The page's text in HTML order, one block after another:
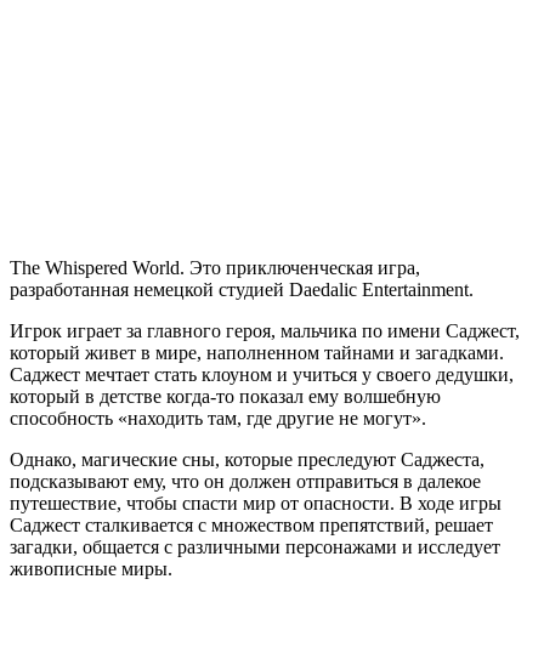
The Whispered World. Это приключенческая игра,
разработанная немецкой студией Daedalic Entertainment.
Игрок играет за главного героя, мальчика по имени Саджест,
который живет в мире, наполненном тайнами и загадками.
Саджест мечтает стать клоуном и учиться у своего дедушки,
который в детстве когда-то показал ему волшебную
способность «находить там, где другие не могут».
Однако, магические сны, которые преследуют Саджеста,
подсказывают ему, что он должен отправиться в далекое
путешествие, чтобы спасти мир от опасности. В ходе игры
Саджест сталкивается с множеством препятствий, решает
загадки, общается с различными персонажами и исследует
живописные миры.